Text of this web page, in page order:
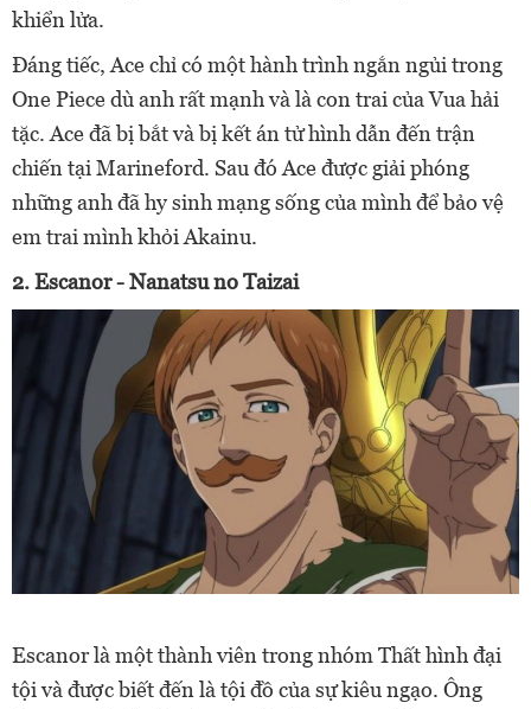
khiển lửa.
Đáng tiếc, Ace chỉ có một hành trình ngắn ngủi trong
One Piece dù anh rất mạnh và là con trai của Vua hải
tặc. Ace đã bị bắt và bị kết án tử hình dẫn đến trận
chiến tại Marineford. Sau đó Ace được giải phóng
những anh đã hy sinh mạng sống của mình để bảo vệ
em trai mình khỏi Akainu.
2. Escanor - Nanatsu no Taizai
Escanor là một thành viên trong nhóm Thất hình đại
tội và được biết đến là tội đồ của sự kiêu ngạo. Ông